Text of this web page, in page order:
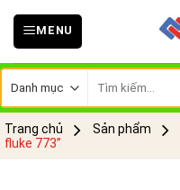
Skip
MENU
kiếm:
Trang chủ Sản phẩm
fluke 773”